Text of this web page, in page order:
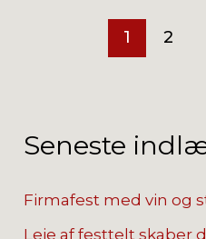
1 2
Seneste
Firmafest med vin og
Leje af festtelt skaber